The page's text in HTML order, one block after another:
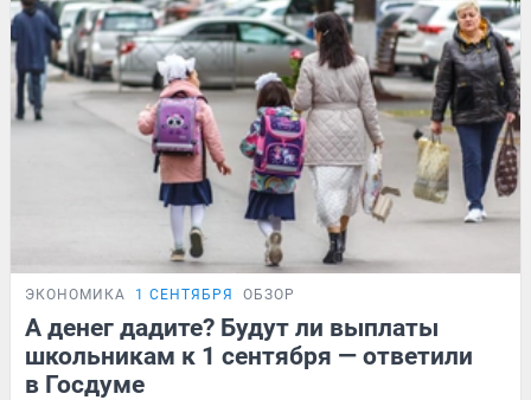
ЭКОНОМИКА 1 СЕНТЯБРЯ ОБЗОР
А денег дадите? Будут ли выплаты
школьникам к 1 сентября — ответили
в Госдуме